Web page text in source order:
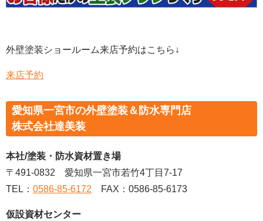
外壁塗装ショールーム来店予約はこちら↓
来店予約
愛知県一宮市の外壁塗装＆防水専門店
株式会社達美装
本社/塗装・防水資材置き場
〒491-0832 愛知県一宮市若竹4丁目7-17
TEL： 0586-85-6172 FAX：0586-85-6173
仮設資材センター